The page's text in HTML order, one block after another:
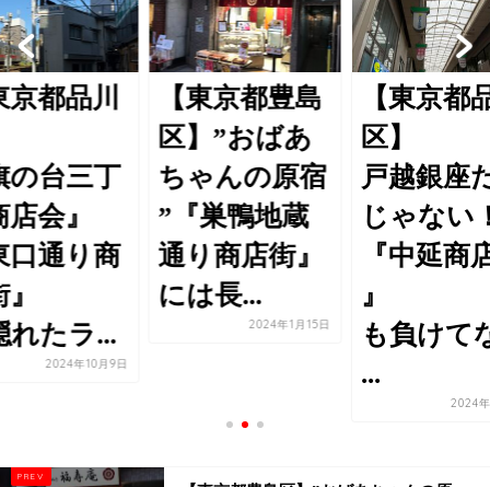
京都品川
の台三丁
会』
口通り商
れたラ...
2024年10月9日
【東京都豊島
区】”おばあ
ちゃんの原宿
”『巣鴨地蔵
通り商店街』
には長...
2024年1月15日
【東京都
区】
戸越銀座
じゃない
『中延商
』
も負けて
...
2024